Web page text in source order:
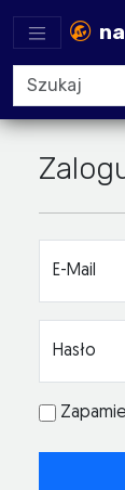
E-Mail
Hasło